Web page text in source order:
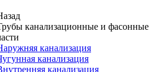
канализационные и фасонные
канализация
канализация
канализация